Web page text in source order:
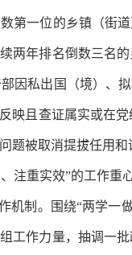
第一位的乡镇（街
年排名倒数三名
因私出国（境）、
映且查证属实或在
被取消提拔任用
注重实效”的工作重
机制。围绕“两学
作力量，抽调一